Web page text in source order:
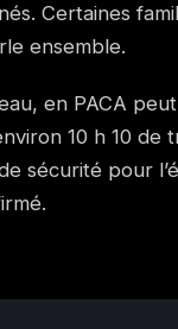
Certaines
ensemble.
en PACA
10 h 10 de
sécurité pour